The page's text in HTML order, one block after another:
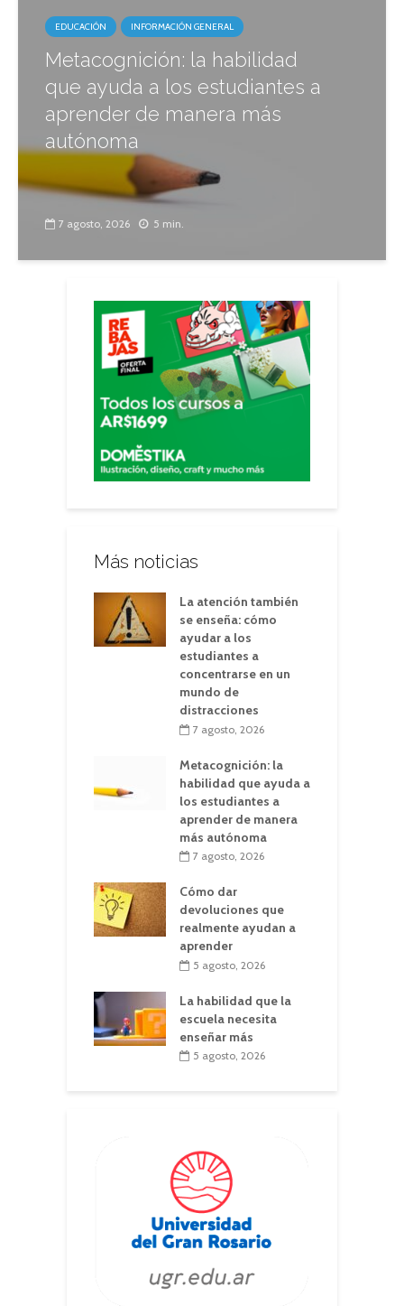
EDUCACIÓN INFORMACIÓN GENERAL
Metacognición: la habilidad
que ayuda a los estudiantes a
aprender de manera más
autónoma
7 agosto, 2026 5 min.
Más noticias
La atención también
se enseña: cómo
ayudar a los
estudiantes a
concentrarse en un
mundo de
distracciones
7 agosto, 2026
Metacognición: la
habilidad que ayuda a
los estudiantes a
aprender de manera
más autónoma
7 agosto, 2026
Cómo dar
devoluciones que
realmente ayudan a
aprender
5 agosto, 2026
La habilidad que la
escuela necesita
enseñar más
5 agosto, 2026